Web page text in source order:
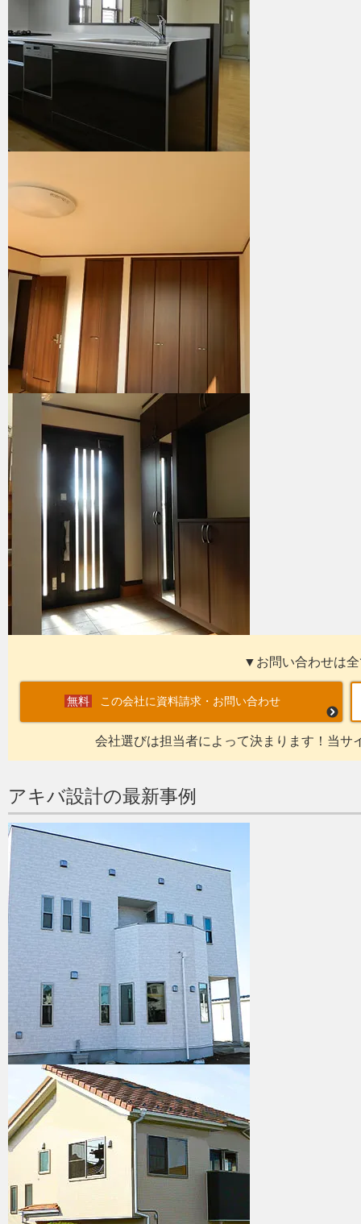
▼お問い合わせは
この会社に資料請求・お問い合わせ
会社選びは担当者によって決まります！当サ
アキバ設計の最新事例